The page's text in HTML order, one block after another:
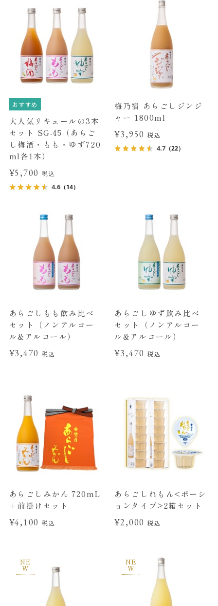
おすすめ
大人気リキュールの3本
セット SG-45（あらご
し梅酒・もも・ゆず720
ml各1本）
¥5,700税込
4.6（14）
梅乃宿 あらごしジンジ
ャー 1800ml
¥3,950 税込
4.7 （22）
あらごしもも飲み比べ
セット（ノンアルコー
ル&アルコール）
¥3,470税込
あらごしゆず飲み比べ
セット（ノンアルコー
ル&アルコール）
¥3,470 税込
あらごしみかん 720mL
＋前掛けセット
¥4,100税込
あらごしれもん<ポーシ
ョンタイプ>2箱セット
¥2,000 税込
NE
W
NE
W